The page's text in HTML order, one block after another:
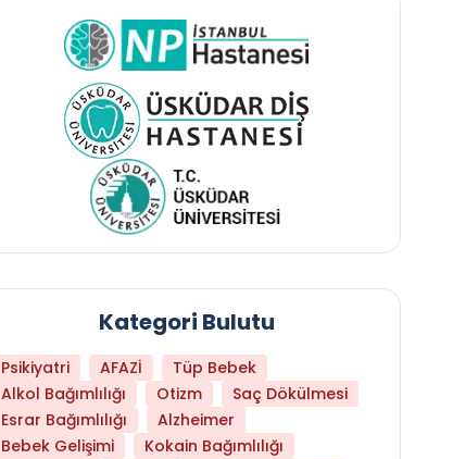
Kategori Bulutu
Psikiyatri AFAZİ
Tüp Bebek
Alkol Bağımlılığı
Otizm
Saç Dökülmesi
Esrar Bağımlılığı
Alzheimer
Bebek Gelişimi
Kokain Bağımlılığı